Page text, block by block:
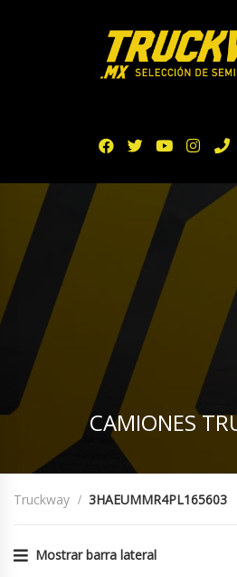
CAMIONES
Truckway 3HAEUMMR4PL165603
Mostrar barra lateral